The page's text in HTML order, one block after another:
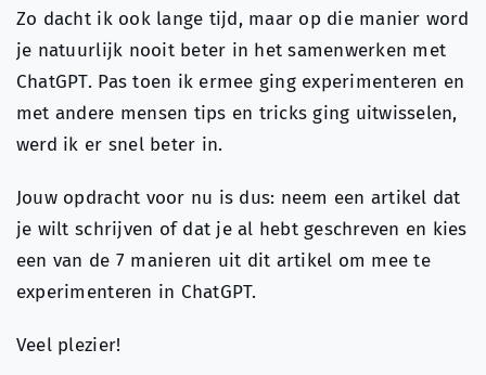
Zo dacht ik ook lange tijd, maar op die manier word
je natuurlijk nooit beter in het samenwerken met
ChatGPT. Pas toen ik ermee ging experimenteren en
met andere mensen tips en tricks ging uitwisselen,
werd ik er snel beter in.
Jouw opdracht voor nu is dus: neem een artikel dat
je wilt schrijven of dat je al hebt geschreven en kies
een van de 7 manieren uit dit artikel om mee te
experimenteren in ChatGPT.
Veel plezier!